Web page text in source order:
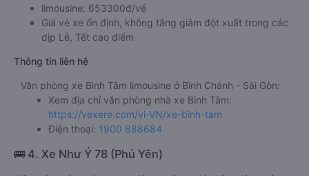
limousine: 653300đ/vé
Giá vé xe ổn định, không tăng giảm đột xuất trong các
dịp Lễ, Tết cao điểm
Thông tin liên hệ
Văn phòng xe Bình Tâm limousine ở Bình Chánh - Sài Gòn:
Xem địa chỉ văn phòng nhà xe Bình Tâm:
https://vexere.com/vi-VN/xe-binh-tam
Điện thoại: 1900 888684
🚌 4. Xe Như Ý 78 (Phú Yên)